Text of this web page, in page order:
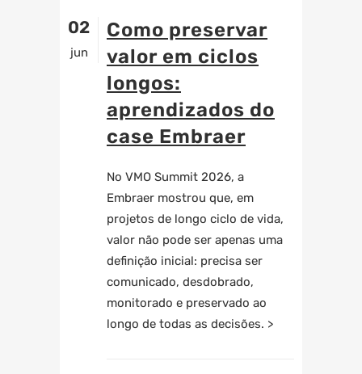
02
jun
Como preservar
valor em ciclos
longos:
aprendizados do
case Embraer
No VMO Summit 2026, a
Embraer mostrou que, em
projetos de longo ciclo de vida,
valor não pode ser apenas uma
definição inicial: precisa ser
comunicado, desdobrado,
monitorado e preservado ao
longo de todas as decisões. >